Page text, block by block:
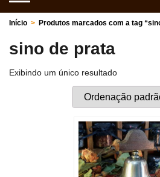
Início > Produtos marcados com a tag
sino de prata
Exibindo um único resultado